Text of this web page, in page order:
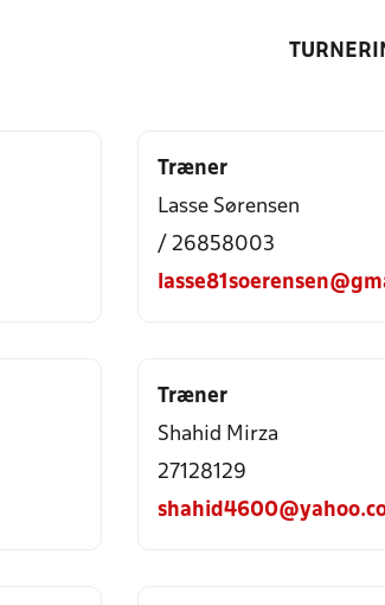
Træner
Lasse Sørensen
/ 26858003
Træner
Shahid Mirza
27128129